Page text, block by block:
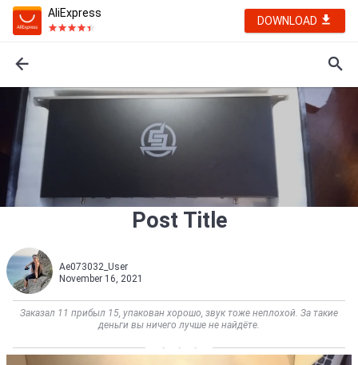
AliExpress
DOWNLOAD
Post Title
Ae073032_User
November 16, 2021
Заказал 11 прибыл 15, упакован хорошо, звук тоже неплохой. За такие
деньги вы ничего лучше не найдёте.